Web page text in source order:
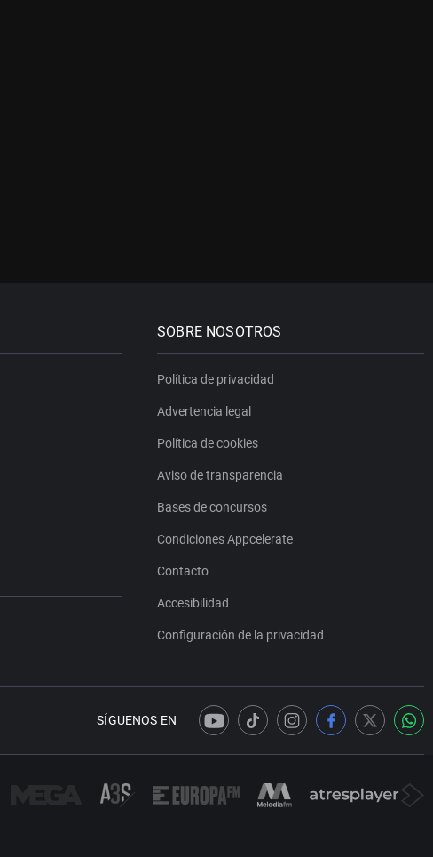
SOBRE NOSOTROS
Política de privacidad
Advertencia legal
Política de cookies
Aviso de transparencia
Bases de concursos
Condiciones Appcelerate
Contacto
Accesibilidad
Configuración de la privacidad
SÍGUENOS EN